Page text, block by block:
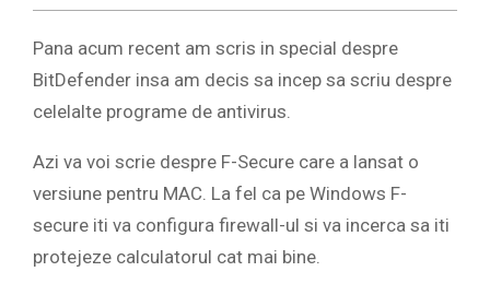
Pana acum recent am scris in special despre
BitDefender insa am decis sa incep sa scriu despre
celelalte programe de antivirus.
Azi va voi scrie despre F-Secure care a lansat o
versiune pentru MAC. La fel ca pe Windows F-
secure iti va configura firewall-ul si va incerca sa iti
protejeze calculatorul cat mai bine.